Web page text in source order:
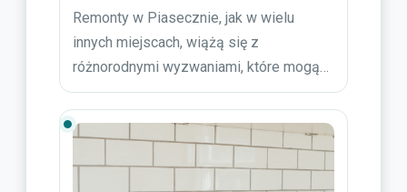
Remonty w Piasecznie, jak w wielu
innych miejscach, wiążą się z
różnorodnymi wyzwaniami, które mogą…